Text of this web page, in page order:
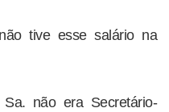
tive esse salário na
não era Secretário-